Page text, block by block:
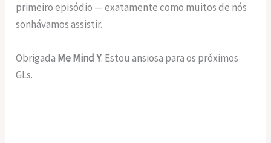
primeiro episódio — exatamente como muitos de nós
sonhávamos assistir.
Obrigada Me Mind Y. Estou ansiosa para os próximos
GLs.